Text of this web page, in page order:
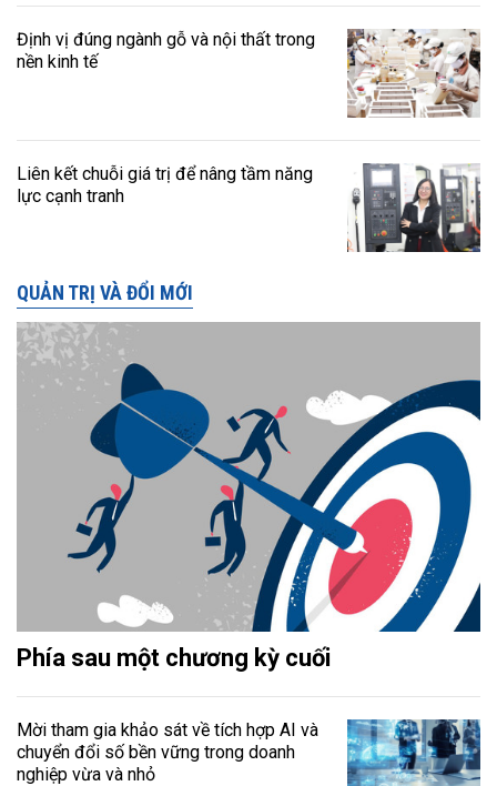
Định vị đúng ngành gỗ và nội thất trong
nền kinh tế
Liên kết chuỗi giá trị để nâng tầm năng
lực cạnh tranh
QUẢN TRỊ VÀ ĐỔI MỚI
Phía sau một chương kỳ cuối
Mời tham gia khảo sát về tích hợp AI và
chuyển đổi số bền vững trong doanh
nghiệp vừa và nhỏ